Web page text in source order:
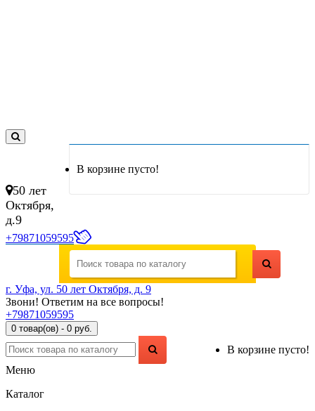
В корзине пусто!
50 лет
Октября,
д.9
+79871059595
г. Уфа, ул. 50 лет Октября, д. 9
Звони! Ответим на все вопросы!
+79871059595
0 товар(ов) - 0 руб.
В корзине пусто!
Меню
Каталог